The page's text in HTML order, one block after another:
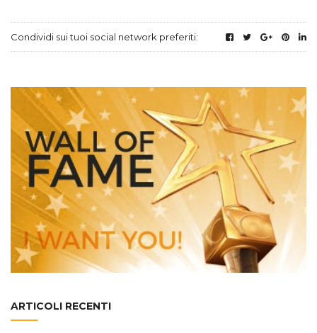
Condividi sui tuoi social network preferiti:
ARTICOLI RECENTI